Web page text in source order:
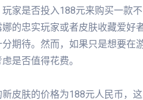
家是否投入188元来购买一款
的忠实玩家或者皮肤收藏爱
期待。然而，如果只是想要
是否值得花费。
皮肤的价格为188元人民币，